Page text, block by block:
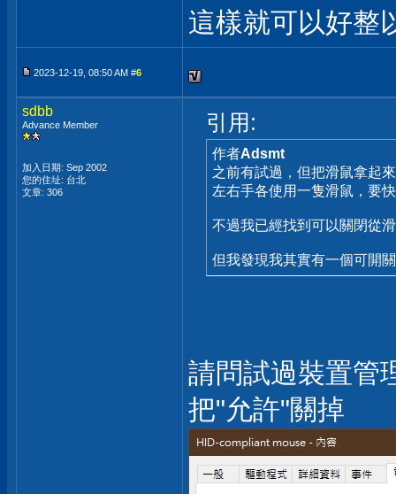
這樣就可以好整
2023-12-19, 08:50 AM #6
sdbb
Advance Member
加入日期: Sep 2002
您的住址: 台北
文章: 306
引用:
作者Adsmt
之前有試過，但把滑鼠拿起
左右手各使用一隻滑鼠，要
不過我已經找到可以關閉從
但我發現我其實有一個可開
請問試過裝置管
把"允許"關掉